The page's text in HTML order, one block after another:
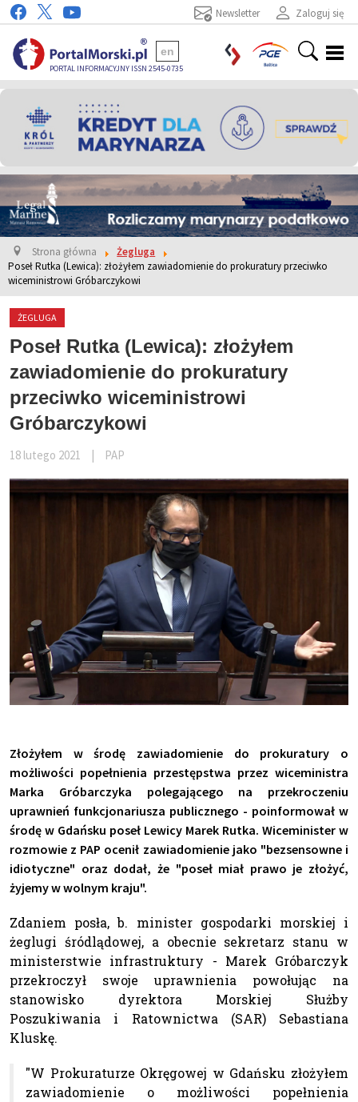
Zaloguj się
Newsletter
PORTAL INFORMACYJNY ISSN 2545-0735
en
Strona główna
Żegluga
Poseł Rutka (Lewica): złożyłem zawiadomienie do prokuratury przeciwko
wiceministrowi Gróbarczykowi
ŻEGLUGA
Poseł Rutka (Lewica): złożyłem
zawiadomienie do prokuratury
przeciwko wiceministrowi
Gróbarczykowi
18 lutego 2021 PAP
Złożyłem w środę zawiadomienie do prokuratury o
możliwości popełnienia przestępstwa przez wiceministra
Marka Gróbarczyka polegającego na przekroczeniu
uprawnień funkcjonariusza publicznego - poinformował w
środę w Gdańsku poseł Lewicy Marek Rutka. Wiceminister w
rozmowie z PAP ocenił zawiadomienie jako "bezsensowne i
idiotyczne" oraz dodał, że "poseł miał prawo je złożyć,
żyjemy w wolnym kraju".
Zdaniem posła, b. minister gospodarki morskiej i
żeglugi śródlądowej, a obecnie sekretarz stanu w
ministerstwie infrastruktury - Marek Gróbarczyk
przekroczył swoje uprawnienia powołując na
stanowisko dyrektora Morskiej Służby
Poszukiwania i Ratownictwa (SAR) Sebastiana
Kluskę.
"W Prokuraturze Okręgowej w Gdańsku złożyłem
zawiadomienie o możliwości popełnienia